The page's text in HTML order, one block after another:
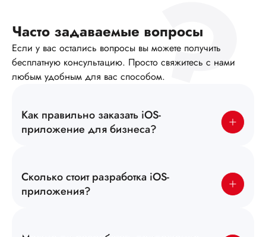
Часто задаваемые вопросы
Если у вас остались вопросы вы можете получить
бесплатную консультацию. Просто свяжитесь с нами
любым удобным для вас способом.
Как правильно заказать iOS-
приложение для бизнеса?
Сколько стоит разработка iOS-
приложения?